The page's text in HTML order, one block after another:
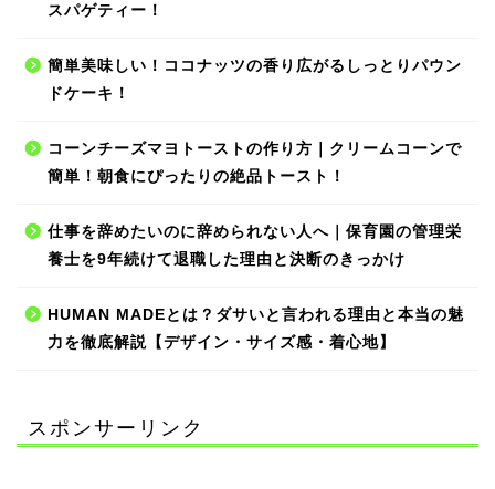
スパゲティー！
簡単美味しい！ココナッツの香り広がるしっとりパウン
ドケーキ！
コーンチーズマヨトーストの作り方｜クリームコーンで
簡単！朝食にぴったりの絶品トースト！
仕事を辞めたいのに辞められない人へ｜保育園の管理栄
養士を9年続けて退職した理由と決断のきっかけ
HUMAN MADEとは？ダサいと言われる理由と本当の魅
力を徹底解説【デザイン・サイズ感・着心地】
スポンサーリンク